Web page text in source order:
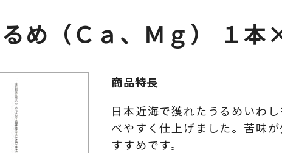
め（Ｃａ、Ｍｇ） １
商品特長
日本近海で獲れたうるめいわ
べやすく仕上げました。苦味
すすめです。